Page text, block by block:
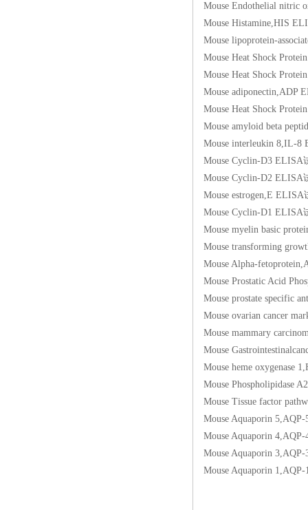
Mouse Endothelial nitric
Mouse Histamine,HIS
Mouse lipoprotein-
Mouse Heat Shock
Mouse Heat Shock
Mouse
Mouse Heat Shock
Mouse amyloid beta
Mouse interleukin 8,IL-
Mouse Cyclin-D3
Mouse Cyclin-D2
Mouse estrogen,E
Mouse Cyclin-D1
Mouse myelin basic
Mouse transforming
Mouse Alpha-
Mouse Prostatic Acid
Mouse prostate specific
Mouse ovarian cancer
Mouse mammary
Mouse
Mouse heme
Mouse Phospholipidase
Mouse Tissue factor
Mouse Aquaporin
Mouse Aquaporin
Mouse Aquaporin
Mouse Aquaporin